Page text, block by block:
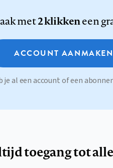
met2 klikkeneen
ACCOUNT AANMAKEN
je al een account of een
toegang tot